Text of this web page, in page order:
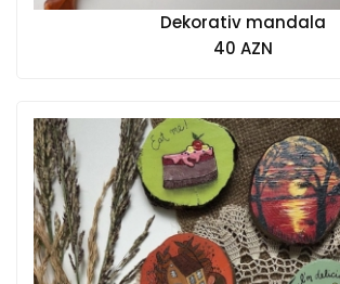
Dekorativ mandala
40 AZN